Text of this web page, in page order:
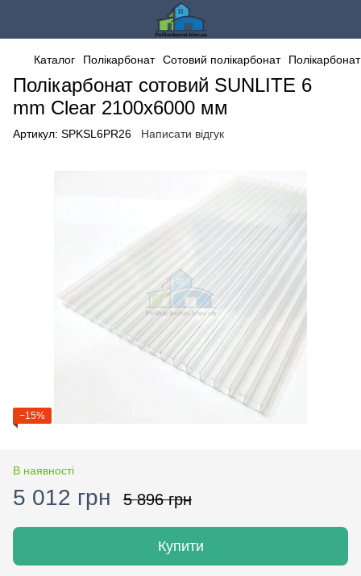
Каталог Полікарбонат Сотовий полікарбонат
Полікарбонат сотовий SUNLITE 6
mm Clear 2100x6000 мм
Артикул: SPKSL6PR26 Написати відгук
−15%
В наявності
5 012 грн 5 896 грн
Купити